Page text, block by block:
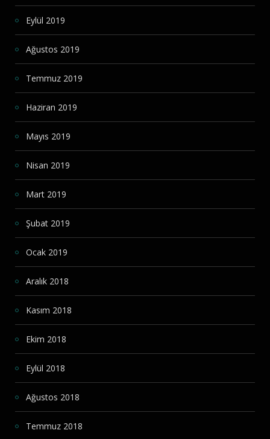
Eylül 2019
Ağustos 2019
Temmuz 2019
Haziran 2019
Mayıs 2019
Nisan 2019
Mart 2019
Şubat 2019
Ocak 2019
Aralık 2018
Kasım 2018
Ekim 2018
Eylül 2018
Ağustos 2018
Temmuz 2018